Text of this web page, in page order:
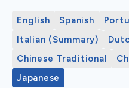
English Spanish
Italian (Summary)
Chinese Traditional
Japanese